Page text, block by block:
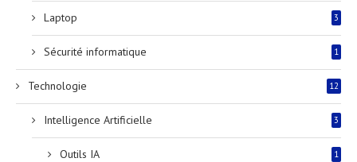
Laptop 3
Sécurité informatique 1
Technologie 12
Intelligence Artificielle 3
Outils IA 1